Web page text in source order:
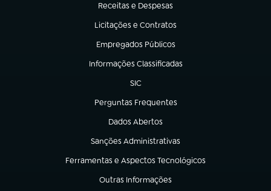
Receitas e Despesas
(abre em nova aba)
Licitações e Contratos
(abre em nova aba)
Empregados Públicos
(abre em nova aba)
Informações Classificadas
(abre em nova aba)
SIC
(abre em nova aba)
Perguntas Frequentes
(abre em nova aba)
Dados Abertos
(abre em nova aba)
Sanções Administrativas
(abre em nova aba)
Ferramentas e Aspectos Tecnológicos
(abre em nova aba)
Outras Informações
(abre em nova aba)